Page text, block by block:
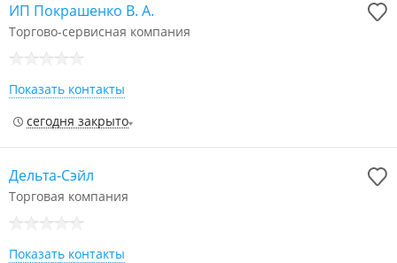
ИП Покрашенко В. А.
Торгово-сервисная компания
Показать контакты
сегодня закрыто
Дельта-Сэйл
Торговая компания
Показать контакты